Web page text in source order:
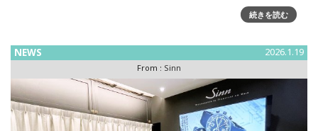
「903 Ti II ANNIVERSARY 高精度チタン」～継承するナビゲ
ーション・クロノグラフ65年にわたり、ジン・スペツィアル
続きを読む
NEWS 2026.1.19
From : Sinn